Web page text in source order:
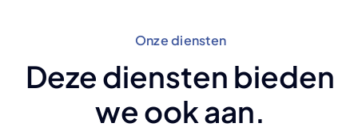
Onze diensten
Deze diensten bieden
we ook aan.